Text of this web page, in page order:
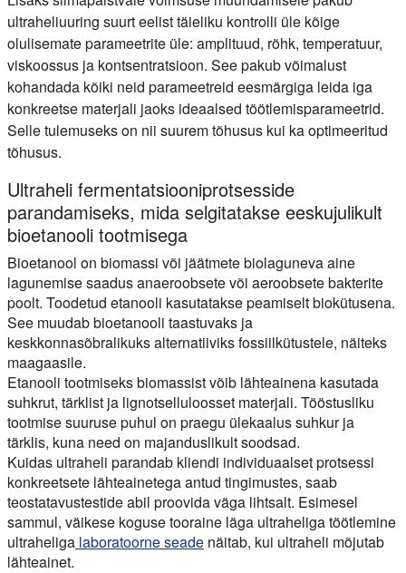
ultraheliuuring suurt eelist täieliku kontrolli üle kõige
olulisemate parameetrite üle: amplituud, rõhk, temperatuur,
viskoossus ja kontsentratsioon. See pakub võimalust
kohandada kõiki neid parameetreid eesmärgiga leida iga
konkreetse materjali jaoks ideaalsed töötlemisparameetrid.
Selle tulemuseks on nii suurem tõhusus kui ka optimeeritud
tõhusus.
Ultraheli fermentatsiooniprotsesside
parandamiseks, mida selgitatakse eeskujulikult
bioetanooli tootmisega
Bioetanool on biomassi või jäätmete biolaguneva aine
lagunemise saadus anaeroobsete või aeroobsete bakterite
poolt. Toodetud etanooli kasutatakse peamiselt biokütusena.
See muudab bioetanooli taastuvaks ja
keskkonnasõbralikuks alternatiiviks fossiilkütustele, näiteks
maagaasile.
Etanooli tootmiseks biomassist võib lähteainena kasutada
suhkrut, tärklist ja lignotselluloosset materjali. Tööstusliku
tootmise suuruse puhul on praegu ülekaalus suhkur ja
tärklis, kuna need on majanduslikult soodsad.
Kuidas ultraheli parandab kliendi individuaalset protsessi
konkreetsete lähteainetega antud tingimustes, saab
teostatavustestide abil proovida väga lihtsalt. Esimesel
sammul, väikese koguse tooraine läga ultraheliga töötlemine
ultraheliga laboratoorne seade näitab, kui ultraheli mõjutab
lähteainet.